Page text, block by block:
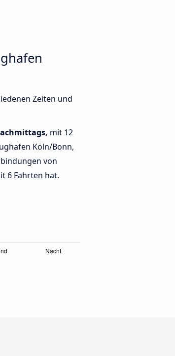
Zeiten und
mit 12
Köln/Bonn,
von
6 Fahrten hat.